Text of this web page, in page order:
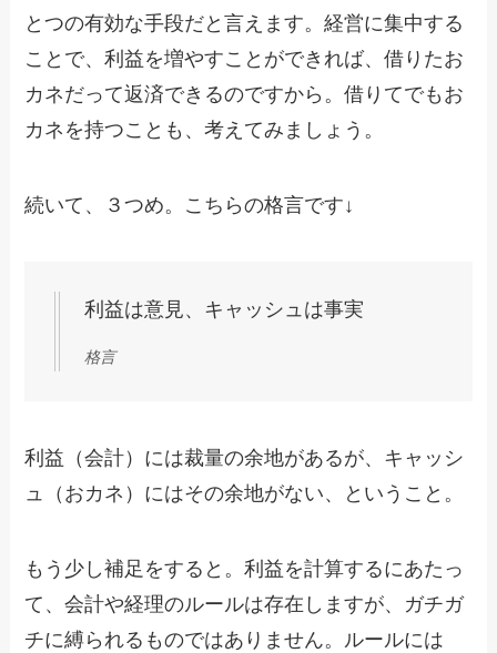
とつの有効な手段だと言えます。経営に集中する
ことで、利益を増やすことができれば、借りたお
カネだって返済できるのですから。借りてでもお
カネを持つことも、考えてみましょう。
続いて、３つめ。こちらの格言です↓
利益は意見、キャッシュは事実
格言
利益（会計）には裁量の余地があるが、キャッシ
ュ（おカネ）にはその余地がない、ということ。
もう少し補足をすると。利益を計算するにあたっ
て、会計や経理のルールは存在しますが、ガチガ
チに縛られるものではありません。ルールには